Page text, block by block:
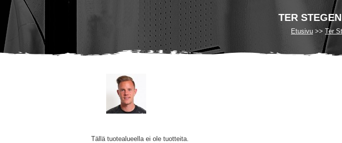
TER
Etusivu Ter
Tällä tuotealueella ei ole tuotteita.